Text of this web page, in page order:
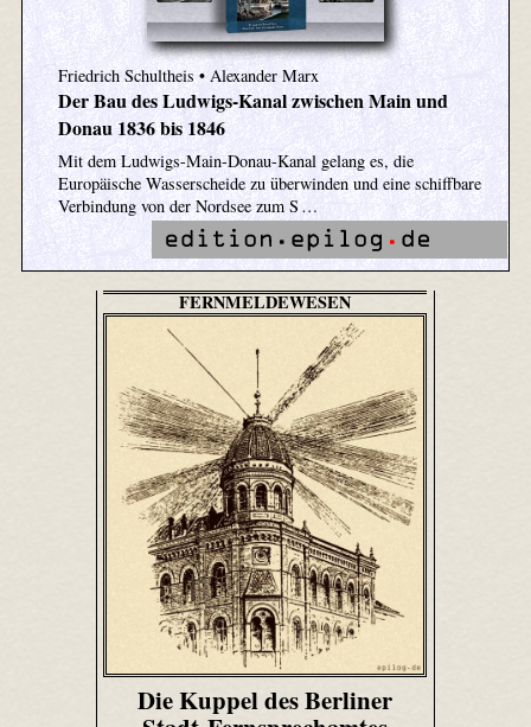
Friedrich Schultheis • Alexander Marx
Der Bau des Ludwigs-Kanal zwischen Main und
Donau 1836 bis 1846
Mit dem Ludwigs-Main-Donau-Kanal gelang es, die
Europäische Wasserscheide zu überwinden und eine schiffbare
Verbindung von der Nordsee zum S …
FERNMELDEWESEN
Die Kuppel des Berliner